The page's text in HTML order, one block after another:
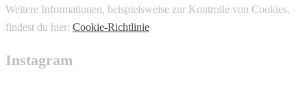
Weitere Informationen, beispielsweise zur Kontrolle von Cookies,
findest du hier: Cookie-Richtlinie
Instagram